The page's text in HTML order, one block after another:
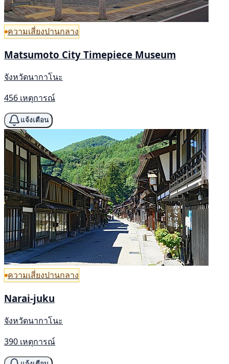
ความเสี่ยงปานกลาง
Matsumoto City Timepiece Museum
จังหวัดนากาโนะ
456 เหตุการณ์
แจ้งเตือน
ความเสี่ยงปานกลาง
Narai-juku
จังหวัดนากาโนะ
390 เหตุการณ์